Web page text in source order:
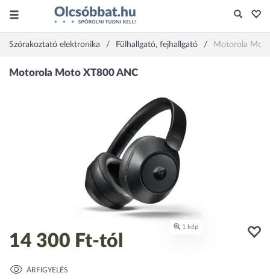
Szórakoztató elektronika Fülhallgató, fejhallgató Motorola
14 300 Ft-tól
ÁRFIGYELÉS